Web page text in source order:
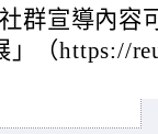
群宣導內容
」（https://